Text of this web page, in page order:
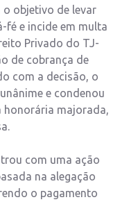
o objetivo de levar
fé e incide em multa
Privado do TJ-
de cobrança de
com a decisão, o
e condenou
honorária majorada,
com uma ação
na alegação
o pagamento